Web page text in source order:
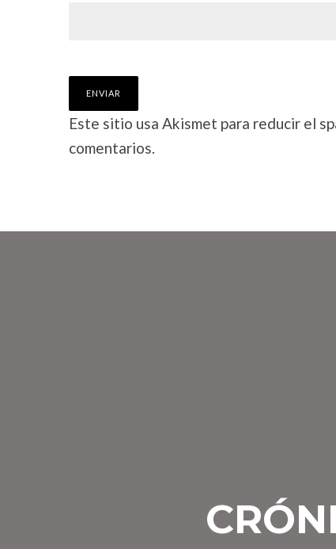
Este sitio usa Akismet para reducir el
comentarios.